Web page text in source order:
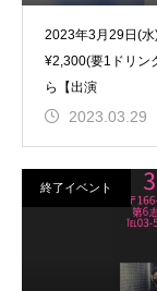
2023年3月29日(水
¥2,300(要1ドリン
ら【出演
2023.03.29
終了イベント